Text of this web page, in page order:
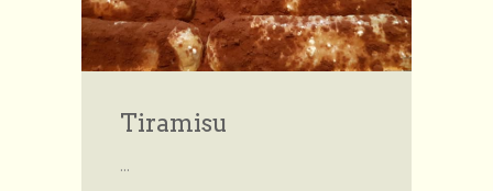
Sfoglia le ricette
Invia la tua ricetta
Forum
Tiramisu
...